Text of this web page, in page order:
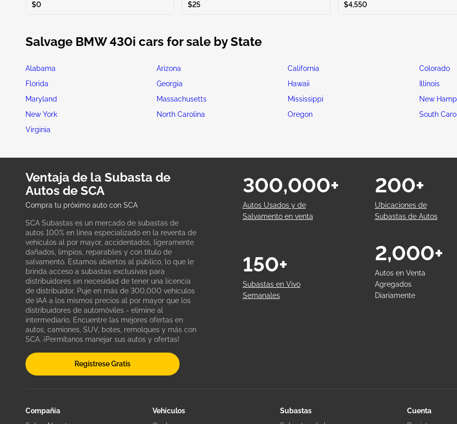
$0 $25 $4,550
Salvage BMW 430i cars for sale by State
Alabama Arizona California Colorado
Florida
Georgia Hawaii Illinois
Maryland
Massachusetts Mississippi New
New York
North Carolina Oregon South
Virginia
Ventaja de la Subasta de
Autos de SCA
Compra tu próximo auto con SCA
SCA Subastas es un mercado de subastas de
autos 100% en línea especializado en la reventa de
vehículos al por mayor, accidentados, ligeramente
dañados, limpios, reparables y con título de
salvamento. Estamos abiertos al público, lo que le
brinda acceso a subastas exclusivas para
distribuidores sin necesidad de tener una licencia
de distribuidor. Puje en más de 300,000 vehículos
de IAA a los mismos precios al por mayor que los
distribuidores de automóviles - elimine al
intermediario. Encuentre las mejores ofertas en
autos, camiones, SUV, botes, remolques y más con
SCA. ¡Permítanos manejar sus autos y ofertas!
Regístrese Gratis
Autos Usados y de
Salvamento en venta
300,000+
Ubicaciones de
Subastas de Autos
200+
Subastas en Vivo
Semanales
150+
Autos en Venta
Agregados
Diariamente
2,000+
Compañía
Vehículos
Subastas
Cuenta